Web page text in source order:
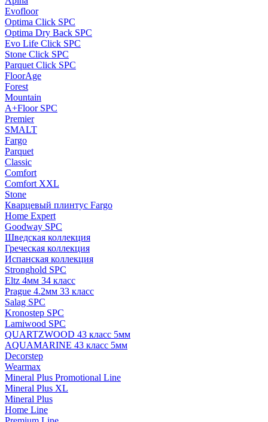
Evofloor
Optima Click SPC
Optima Dry Back SPC
Evo Life Click SPC
Stone Click SPC
Parquet Click SPC
FloorAge
Forest
Mountain
A+Floor SPC
Premier
SMALT
Fargo
Parquet
Classic
Comfort
Comfort XXL
Stone
Кварцевый плинтус Fargo
Home Expert
Goodway SPC
Шведская коллекция
Греческая коллекция
Испанская коллекция
Stronghold SPC
Eltz 4мм 34 класс
Prague 4.2мм 33 класс
Salag SPC
Kronostep SPC
Lamiwood SPC
QUARTZWOOD 43 класс 5мм
AQUAMARINE 43 класс 5мм
Decorstep
Wearmax
Mineral Plus Promotional Line
Mineral Plus XL
Mineral Plus
Home Line